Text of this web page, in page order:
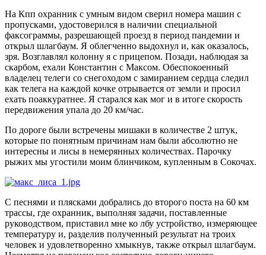
На Кпп охранник с умным видом сверил номера машин с
пропусками, удостоверился в наличии специальной
факсограммы, разрешающей проезд в период пандемии и
открыл шлагбаум. Я облегченно выдохнул и, как оказалось,
зря. Возглавлял колонну я с прицепом. Позади, наблюдая за
скарбом, ехали Константин с Максом. Обеспокоенный
владелец телеги со снегоходом с замиранием сердца следил
как телега на каждой кочке отрывается от земли и просил
ехать поаккуратнее. Я старался как мог и в итоге скорость
передвижения упала до 20 км/час.
По дороге были встречены мишаки в количестве 2 штук,
которые по понятным причинам нам были абсолютно не
интересны и лисы в немерянных количествах. Парочку
рыжих мы угостили моим блинчиком, купленным в Сокочах.
С песнями и плясками добрались до второго поста на 60 км
трассы, где охранник, выполняя задачи, поставленные
руководством, приставил мне ко лбу устройство, измеряющее
температуру и, разделив полученный результат на троих
человек и удовлетворенно хмыкнув, также открыл шлагбаум.